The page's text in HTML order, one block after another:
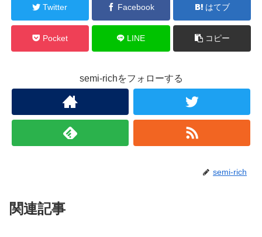
Twitter Facebook はてブ
Pocket LINE コピー
semi-richをフォローする
semi-rich
関連記事